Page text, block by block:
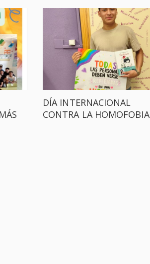
DÍA INTERNACIONAL
CONTRA LA HOMOFOBIA